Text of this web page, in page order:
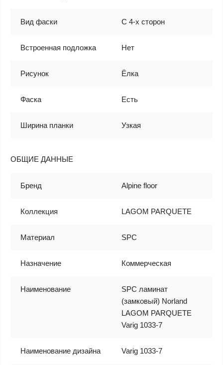
Вид фаски С 4-х сторон
Встроенная подложка Нет
Рисунок Ёлка
Фаска Есть
Ширина планки Узкая
ОБЩИЕ ДАННЫЕ
Бренд Alpine floor
Коллекция LAGOM PARQUETE
Материал SPC
Назначение Коммерческая
Наименование
SPC ламинат
(замковый) Norland
LAGOM PARQUETE
Varig 1033-7
Наименование дизайна Varig 1033-7